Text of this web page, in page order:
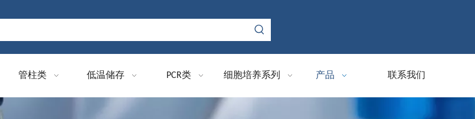
管柱类 低温储存 PCR类 细胞培养系列 产品 联系我们